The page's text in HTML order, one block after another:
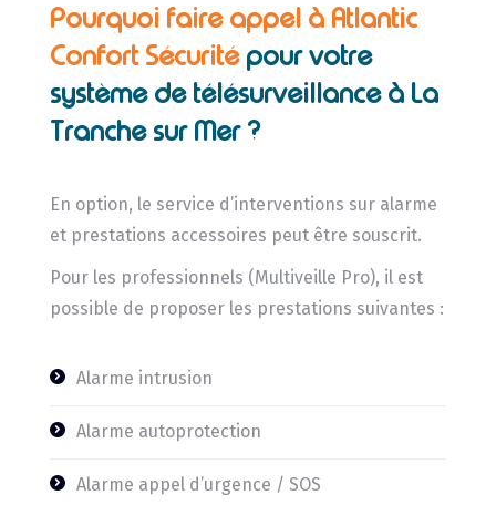
Pourquoi faire appel à Atlantic
Confort Sécurité pour votre
système de télésurveillance à La
Tranche sur Mer ?
En option, le service d’interventions sur alarme
et prestations accessoires peut être souscrit.
Pour les professionnels (Multiveille Pro), il est
possible de proposer les prestations suivantes :
Alarme intrusion
Alarme autoprotection
Alarme appel d’urgence / SOS